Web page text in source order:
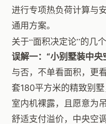
进行专项热负荷计算与
通用方案。
关于“面积决定论”的几
误解一：“小别墅装中央
与否，不单看面积，更
套180平方米的精致别
室内机裸露，且愿意为
舒适支付溢价，中央空